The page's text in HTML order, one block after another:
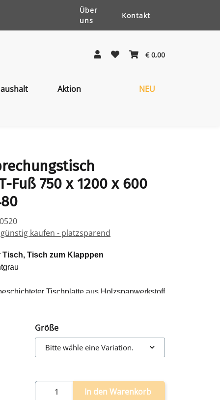
Über
uns
Kontakt
€ 0,00
Aktion NEU
Fuß 750 x 1200 x 600
kaufen - platzsparend
Tisch zum Klapppen
Tischplatte aus Holzspanwerkstoff
Größe
Bitte wähle eine Variation.
In den Warenkorb